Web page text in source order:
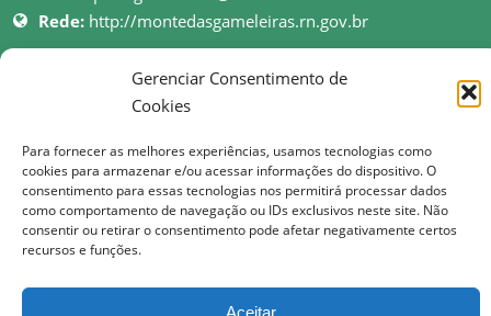
Gerenciar Consentimento de
Cookies
Para fornecer as melhores experiências, usamos tecnologias como
cookies para armazenar e/ou acessar informações do dispositivo. O
consentimento para essas tecnologias nos permitirá processar dados
como comportamento de navegação ou IDs exclusivos neste site. Não
consentir ou retirar o consentimento pode afetar negativamente certos
recursos e funções.
Aceitar
Rede: http://montedasgameleiras.rn.gov.br
Atendimento ao Público: 08h as 13h
© Copyright 2017 Prefeitura Municipal de Monte das Gameleiras | Todos os
direitos reservados